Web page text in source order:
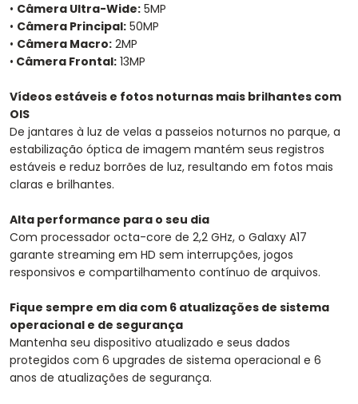
• Câmera Ultra-Wide: 5MP
• Câmera Principal: 50MP
• Câmera Macro: 2MP
• Câmera Frontal: 13MP
Vídeos estáveis e fotos noturnas mais brilhantes com
OIS
De jantares à luz de velas a passeios noturnos no parque, a
estabilização óptica de imagem mantém seus registros
estáveis e reduz borrões de luz, resultando em fotos mais
claras e brilhantes.
Alta performance para o seu dia
Com processador octa-core de 2,2 GHz, o Galaxy A17
garante streaming em HD sem interrupções, jogos
responsivos e compartilhamento contínuo de arquivos.
Fique sempre em dia com 6 atualizações de sistema
operacional e de segurança
Mantenha seu dispositivo atualizado e seus dados
protegidos com 6 upgrades de sistema operacional e 6
anos de atualizações de segurança.